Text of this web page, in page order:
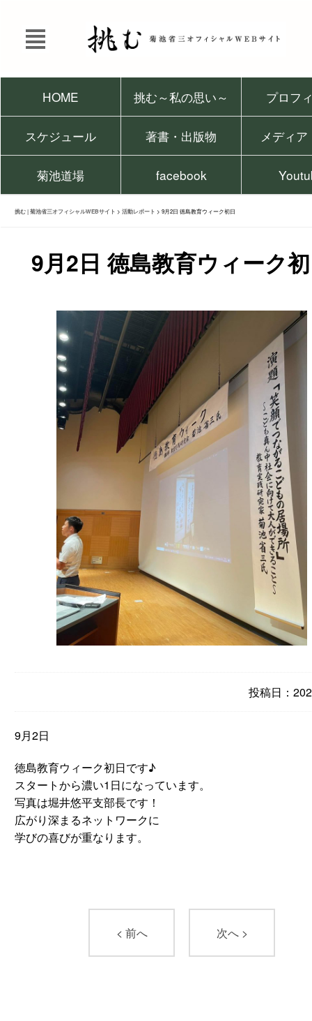
HOME 挑む～私の思い～ プロフ
スケジュール 著書・出版物 メディア
菊池道場 facebook
挑む | 菊池省三オフィシャルWEBサイト > 活動レポート > 9月2日 徳島教育ウィーク初日
9月2日 徳島教育ウィーク
投稿日：
9月2日
徳島教育ウィーク初日です♪
スタートから濃い1日になっています。
写真は堀井悠平支部長です！
広がり深まるネットワークに
学びの喜びが重なります。
< 前へ 次へ >